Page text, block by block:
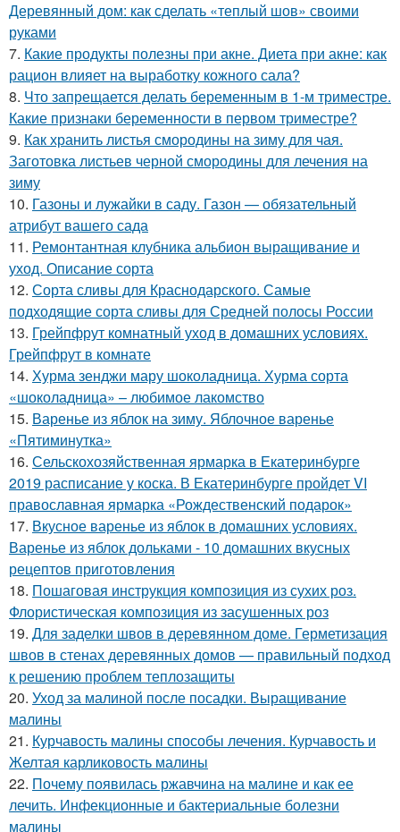
Деревянный дом: как сделать «теплый шов» своими
руками
7. Какие продукты полезны при акне. Диета при акне: как
рацион влияет на выработку кожного сала?
8. Что запрещается делать беременным в 1-м триместре.
Какие признаки беременности в первом триместре?
9. Как хранить листья смородины на зиму для чая.
Заготовка листьев черной смородины для лечения на
зиму
10. Газоны и лужайки в саду. Газон — обязательный
атрибут вашего сада
11. Ремонтантная клубника альбион выращивание и
уход. Описание сорта
12. Сорта сливы для Краснодарского. Самые
подходящие сорта сливы для Средней полосы России
13. Грейпфрут комнатный уход в домашних условиях.
Грейпфрут в комнате
14. Хурма зенджи мару шоколадница. Хурма сорта
«шоколадница» – любимое лакомство
15. Варенье из яблок на зиму. Яблочное варенье
«Пятиминутка»
16. Сельскохозяйственная ярмарка в Екатеринбурге
2019 расписание у коска. В Екатеринбурге пройдет VI
православная ярмарка «Рождественский подарок»
17. Вкусное варенье из яблок в домашних условиях.
Варенье из яблок дольками - 10 домашних вкусных
рецептов приготовления
18. Пошаговая инструкция композиция из сухих роз.
Флористическая композиция из засушенных роз
19. Для заделки швов в деревянном доме. Герметизация
швов в стенах деревянных домов — правильный подход
к решению проблем теплозащиты
20. Уход за малиной после посадки. Выращивание
малины
21. Курчавость малины способы лечения. Курчавость и
Желтая карликовость малины
22. Почему появилась ржавчина на малине и как ее
лечить. Инфекционные и бактериальные болезни
малины